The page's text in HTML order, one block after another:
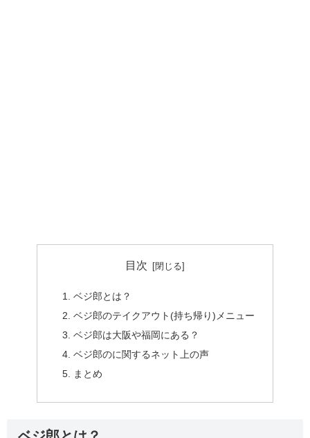
目次
ベジ郎とは？
ベジ郎のテイクアウト(持ち帰り)メニュー
ベジ郎は大阪や福岡にある？
ベジ郎のに関するネット上の声
まとめ